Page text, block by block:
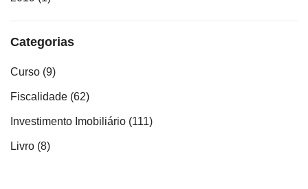
Categorias
Curso (9)
Fiscalidade (62)
Investimento Imobiliário (111)
Livro (8)